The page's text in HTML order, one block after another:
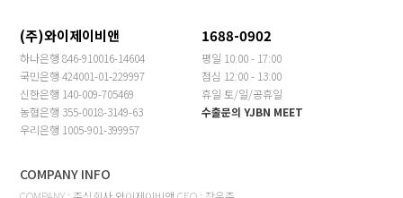
(주)와이제이비앤 1688-0902
하나은행 846-910016-14604
국민은행 424001-01-229997
신한은행 140-009-705469
농협은행 355-0018-3149-63
우리은행 1005-901-399957
평일 10:00 - 17:00
점심 12:00 - 13:00
휴일 토/일/공휴일
수출문의 YJBN MEET
COMPANY INFO